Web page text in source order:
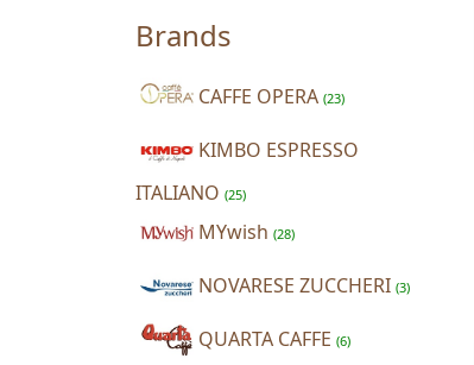
Brands
CAFFE OPERA (23)
KIMBO ESPRESSO
ITALIANO (25)
MYwish (28)
NOVARESE ZUCCHERI (3)
QUARTA CAFFE (6)